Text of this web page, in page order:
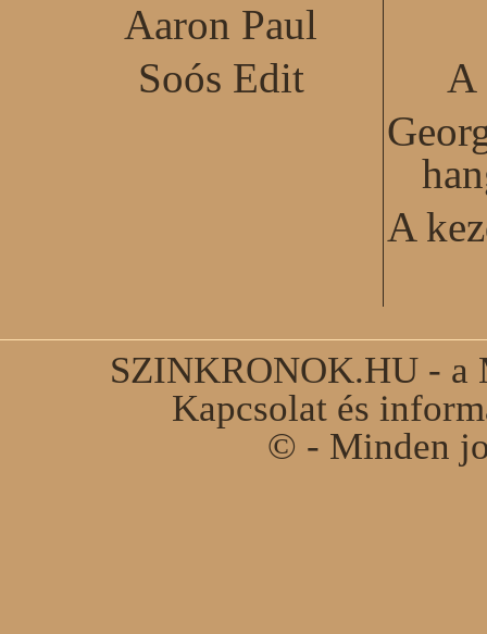
Aaron Paul
Soós Edit
A
A
SZINKRONOK.HU - a
Kapcsolat és
© - Minden